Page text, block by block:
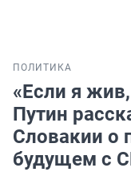
ПОЛИТИКА
«Если я
Путин
Словакии о
будущем с